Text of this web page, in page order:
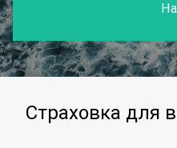
Страховка для